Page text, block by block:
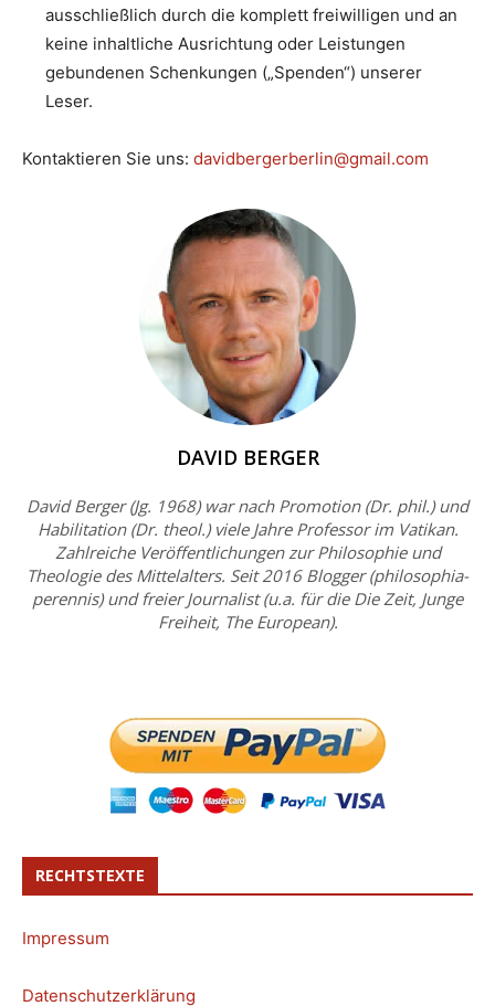
ausschließlich durch die komplett freiwilligen und an
keine inhaltliche Ausrichtung oder Leistungen
gebundenen Schenkungen („Spenden“) unserer
Leser.
Kontaktieren Sie uns: davidbergerberlin@gmail.com
DAVID BERGER
David Berger (Jg. 1968) war nach Promotion (Dr. phil.) und
Habilitation (Dr. theol.) viele Jahre Professor im Vatikan.
Zahlreiche Veröffentlichungen zur Philosophie und
Theologie des Mittelalters. Seit 2016 Blogger (philosophia-
perennis) und freier Journalist (u.a. für die Die Zeit, Junge
Freiheit, The European).
RECHTSTEXTE
Impressum
Datenschutzerklärung